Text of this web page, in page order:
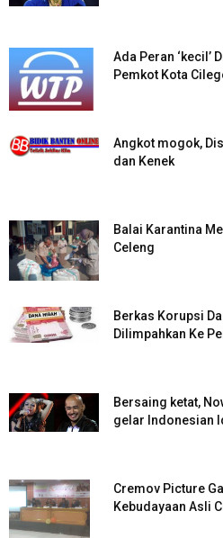
Ada Peran ‘kecil’
Pemkot Kota
Angkot mogok,
dan Kenek
Balai Karantina
Celeng
Berkas Korupsi
Dilimpahkan Ke
Bersaing ketat,
gelar Indonesian
Cremov Picture
Kebudayaan Asli